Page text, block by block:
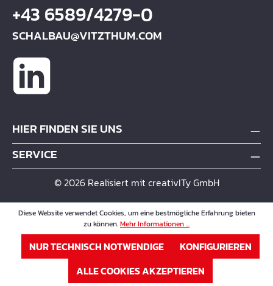
+43 6589/4279-0
SCHALBAU@VITZTHUM.COM
HIER FINDEN SIE UNS
SERVICE
© 2026 Realisiert mit creativITy GmbH
Diese Website verwendet Cookies, um eine bestmögliche Erfahrung bieten
zu können.Mehr Informationen ...
NUR TECHNISCH NOTWENDIGE
KONFIGURIEREN
ALLE COOKIES AKZEPTIEREN